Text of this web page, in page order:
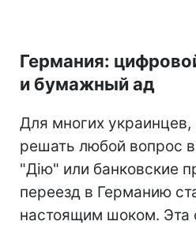
Германия:
и бумажный ад
Для многих
решать любой вопрос
"Дію" или банковские
переезд в Германию
настоящим шоком. Эта